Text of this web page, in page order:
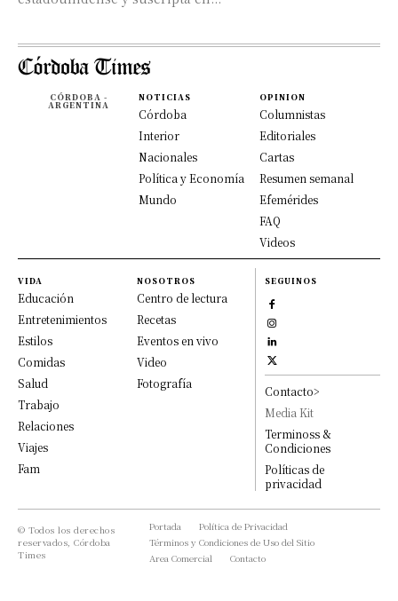
CÓRDOBA -
ARGENTINA
NOTICIAS
Córdoba
Interior
Nacionales
Política y Economía
Mundo
OPINION
Columnistas
Editoriales
Cartas
Resumen semanal
Efemérides
FAQ
Videos
VIDA
Educación
Entretenimientos
Estilos
Comidas
Salud
Trabajo
Relaciones
Viajes
Fam
NOSOTROS
Centro de lectura
Recetas
Eventos en vivo
Video
Fotografía
SEGUINOS
Contacto>
Media Kit
Terminoss &
Condiciones
Políticas de
privacidad
© Todos los derechos
reservados, Córdoba
Times
Portada
Política de Privacidad
Términos y Condiciones de Uso del Sitio
Area Comercial
Contacto